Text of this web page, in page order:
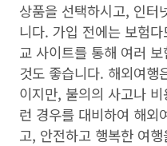
상품을 선택하시고, 인터
니다. 가입 전에는 보험
교 사이트를 통해 여러
것도 좋습니다. 해외여행
이지만, 불의의 사고나
런 경우를 대비하여 해외
고, 안전하고 행복한 여